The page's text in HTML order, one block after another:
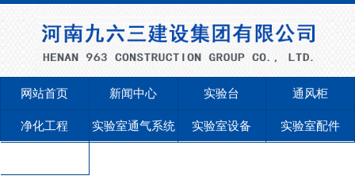
网站首页 新闻中心 实验台 通风柜
净化工程 实验室通气系统 实验室设备 实验室配件